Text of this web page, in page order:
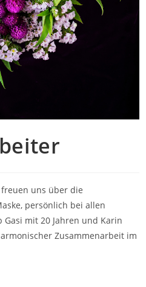
uns über die
persönlich bei allen
mit 20 Jahren und Karin
Zusammenarbeit im